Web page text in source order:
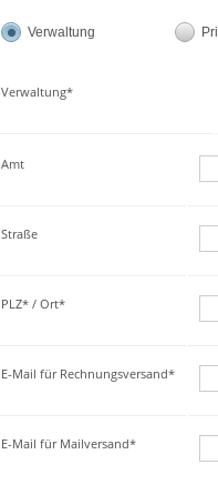
Verwaltung
Verwaltung*
Amt
Straße
PLZ* / Ort*
E-Mail für Rechnungsversand*
E-Mail für Mailversand*